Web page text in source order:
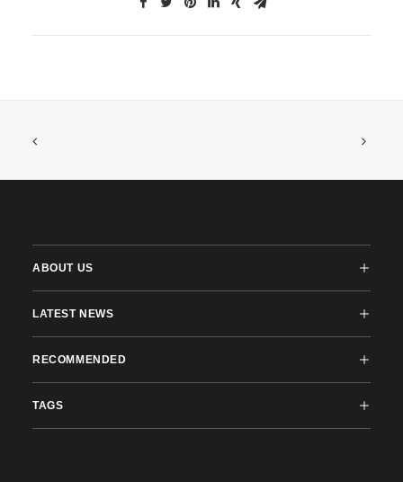
ABOUT US
LATEST NEWS
RECOMMENDED
TAGS